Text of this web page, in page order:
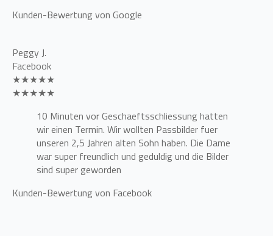
Kunden-Bewertung von Google
Peggy J.
Facebook
★★★★★
★★★★★
10 Minuten vor Geschaeftsschliessung hatten
wir einen Termin. Wir wollten Passbilder fuer
unseren 2,5 Jahren alten Sohn haben. Die Dame
war super freundlich und geduldig und die Bilder
sind super geworden
Kunden-Bewertung von Facebook